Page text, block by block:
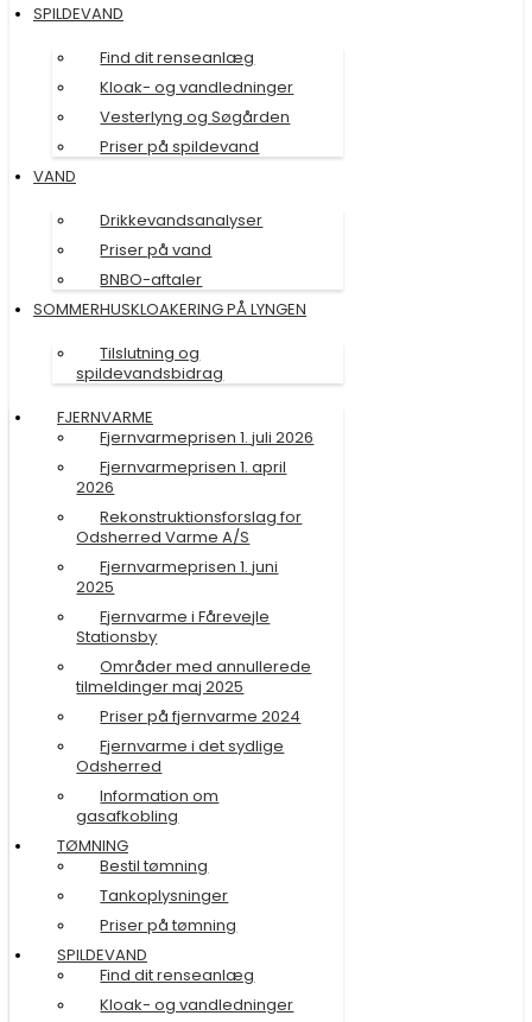
SPILDEVAND
Find dit renseanlæg
Kloak- og vandledninger
Vesterlyng og Søgården
Priser på spildevand
VAND
Drikkevandsanalyser
Priser på vand
BNBO-aftaler
SOMMERHUSKLOAKERING PÅ LYNGEN
Tilslutning og
spildevandsbidrag
FJERNVARME
Fjernvarmeprisen 1. juli 2026
Fjernvarmeprisen 1. april
2026
Rekonstruktionsforslag for
Odsherred Varme A/S
Fjernvarmeprisen 1. juni
2025
Fjernvarme i Fårevejle
Stationsby
Områder med annullerede
tilmeldinger maj 2025
Priser på fjernvarme 2024
Fjernvarme i det sydlige
Odsherred
Information om
gasafkobling
TØMNING
Bestil tømning
Tankoplysninger
Priser på tømning
SPILDEVAND
Find dit renseanlæg
Kloak- og vandledninger